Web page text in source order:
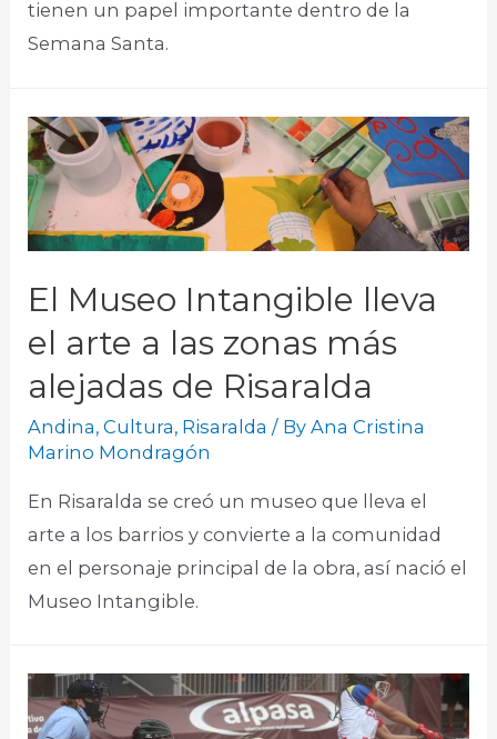
tienen un papel importante dentro de la
Semana Santa.​
El Museo Intangible lleva
el arte a las zonas más
alejadas de Risaralda
Andina,Cultura, Risaralda / ByAna Cristina
Marino Mondragón
En Risaralda se creó un museo que lleva el
arte a los barrios y convierte a la comunidad
en el personaje principal de la obra, así nació el
Museo Intangible.​